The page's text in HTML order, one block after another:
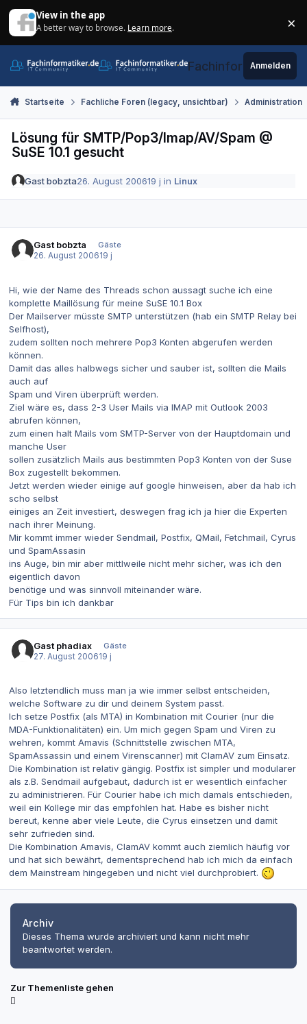
View in the app
A better way to browse. Learn more. ×
Fachinformatiker.de
Anmelden
Startseite Fachliche Foren (legacy, unsichtbar) Administration
Lösung für SMTP/Pop3/Imap/AV/Spam @
SuSE 10.1 gesucht
Gast bobzta26. August 200619 j in Linux
Gast bobzta
Gäste
26. August 200619 j
Hi, wie der Name des Threads schon aussagt suche ich eine
komplette Maillösung für meine SuSE 10.1 Box
Der Mailserver müsste SMTP unterstützen (hab ein SMTP Relay bei
Selfhost),
zudem sollten noch mehrere Pop3 Konten abgerufen werden
können.
Damit das alles halbwegs sicher und sauber ist, sollten die Mails
auch auf
Spam und Viren überprüft werden.
Ziel wäre es, dass 2-3 User Mails via IMAP mit Outlook 2003
abrufen können,
zum einen halt Mails vom SMTP-Server von der Hauptdomain und
manche User
sollen zusätzlich Mails aus bestimmten Pop3 Konten von der Suse
Box zugestellt bekommen.
Jetzt werden wieder einige auf google hinweisen, aber da hab ich
scho selbst
einiges an Zeit investiert, deswegen frag ich ja hier die Experten
nach ihrer Meinung.
Mir kommt immer wieder Sendmail, Postfix, QMail, Fetchmail, Cyrus
und SpamAssasin
ins Auge, bin mir aber mittlweile nicht mehr sicher, was ich den
eigentlich davon
benötige und was sinnvoll miteinander wäre.
Für Tips bin ich dankbar
Gast phadiax
Gäste
27. August 200619 j
Also letztendlich muss man ja wie immer selbst entscheiden,
welche Software zu dir und deinem System passt.
Ich setze Postfix (als MTA) in Kombination mit Courier (nur die
MDA-Funktionalitäten) ein. Um mich gegen Spam und Viren zu
wehren, kommt Amavis (Schnittstelle zwischen MTA,
SpamAssassin und einem Virenscanner) mit ClamAV zum Einsatz.
Die Kombination ist relativ gängig. Postfix ist simpler und modularer
als z.B. Sendmail aufgebaut, dadurch ist er wesentlich einfacher
zu administrieren. Für Courier habe ich mich damals entschieden,
weil ein Kollege mir das empfohlen hat. Habe es bisher nicht
bereut, kenne aber viele Leute, die Cyrus einsetzen und damit
sehr zufrieden sind.
Die Kombination Amavis, ClamAV kommt auch ziemlich häufig vor
und hat sich bewährt, dementsprechend hab ich mich da einfach
dem Mainstream hingegeben und nicht viel durchprobiert.
Archiv
Dieses Thema wurde archiviert und kann nicht mehr
beantwortet werden.
Zur Themenliste gehen